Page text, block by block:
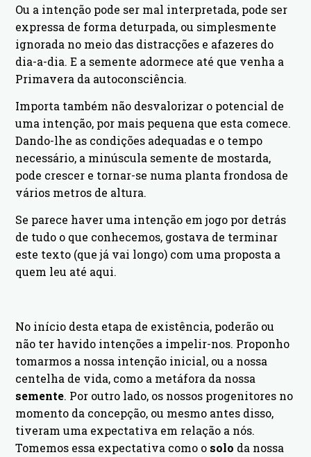
Ou a intenção pode ser mal interpretada, pode ser
expressa de forma deturpada, ou simplesmente
ignorada no meio das distracções e afazeres do
dia-a-dia. E a semente adormece até que venha a
Primavera da autoconsciência.
Importa também não desvalorizar o potencial de
uma intenção, por mais pequena que esta comece.
Dando-lhe as condições adequadas e o tempo
necessário, a minúscula semente de mostarda,
pode crescer e tornar-se numa planta frondosa de
vários metros de altura.
Se parece haver uma intenção em jogo por detrás
de tudo o que conhecemos, gostava de terminar
este texto (que já vai longo) com uma proposta a
quem leu até aqui.
No início desta etapa de existência, poderão ou
não ter havido intenções a impelir-nos. Proponho
tomarmos a nossa intenção inicial, ou a nossa
centelha de vida, como a metáfora da nossa
semente. Por outro lado, os nossos progenitores no
momento da concepção, ou mesmo antes disso,
tiveram uma expectativa em relação a nós.
Tomemos essa expectativa como o solo da nossa